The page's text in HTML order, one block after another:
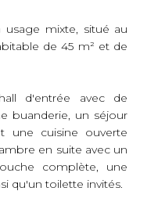
usage mixte, situé au
de 45 m² et de
d'entrée avec de
buanderie, un séjour
une cuisine ouverte
en suite avec un
complète, une
qu'un toilette invités.